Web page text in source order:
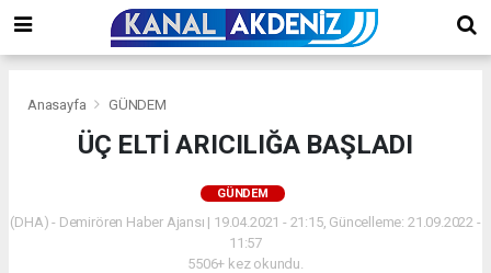
Anasayfa GÜNDEM
ÜÇ ELTİ ARICILIĞA BAŞLADI
GÜNDEM
(DHA) - Demirören Haber Ajansı | 19.04.2021 - 21:15, Güncelleme: 21.09.2022 -
11:57
5506+ kez okundu.